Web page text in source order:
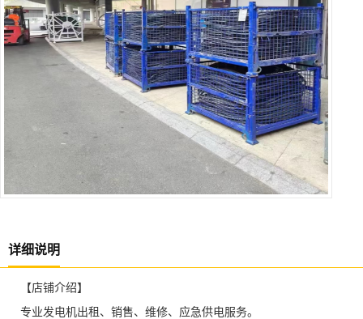
详细说明
【店铺介绍】
专业发电机出租、销售、维修、应急供电服务。